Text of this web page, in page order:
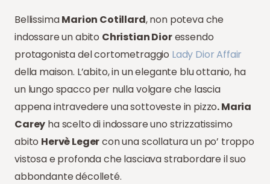
BellissimaMarion Cotillard, non poteva che
indossare un abito Christian Dioressendo
protagonista del cortometraggio Lady Dior Affair
della maison. L’abito, in un elegante blu ottanio, ha
un lungo spacco per nulla volgare che lascia
appena intravedere una sottoveste in pizzo. Maria
Carey ha scelto di indossare uno strizzatissimo
abito Hervè Legercon una scollatura un po’ troppo
vistosa e profonda che lasciava strabordare il suo
abbondante décolleté.